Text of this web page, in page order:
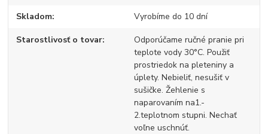
Skladom Vyrobíme do 10 dní
Starostlivosť o tovar
Odporúčame ručné pranie pri
teplote vody 30°C. Použiť
prostriedok na pleteniny a
úplety. Nebieliť, nesušiť v
sušičke. Žehlenie s
naparovaním na1.-
2.teplotnom stupni. Nechať
voľne uschnúť.